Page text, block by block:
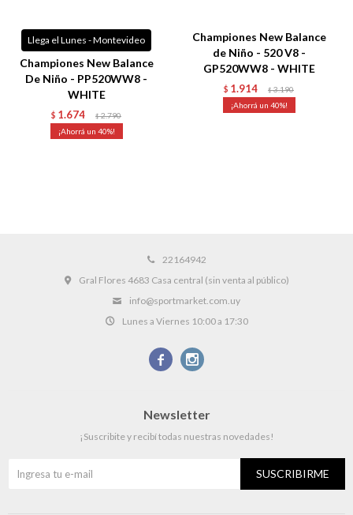
Llega el Lunes - Montevideo
Championes New Balance
De Niño - PP520WW8 -
WHITE
$ 1.674 $ 2.790
40
Championes New Balance
de Niño - 520 V8 -
GP520WW8 - WHITE
$ 1.914 $ 3.190
40
22164942
Gral Flores 4683 Casa central (sin venta al público)
info@sportmarket.com.uy
Lunes a Viernes 10:00 a 17:30
 
Newsletter
¡Suscribite y recibí todas nuestras novedades!
SUSCRIBIRME